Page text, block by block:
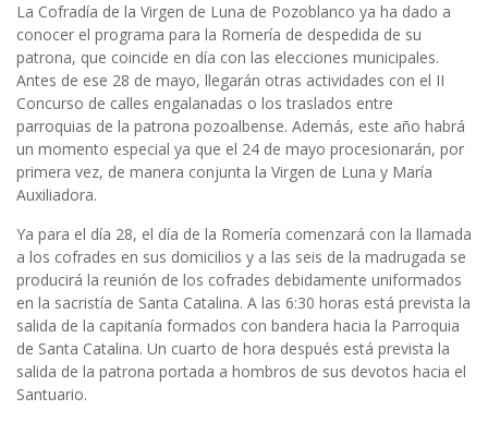
La Cofradía de la Virgen de Luna de Pozoblanco ya ha dado a
conocer el programa para la Romería de despedida de su
patrona, que coincide en día con las elecciones municipales.
Antes de ese 28 de mayo, llegarán otras actividades con el II
Concurso de calles engalanadas o los traslados entre
parroquias de la patrona pozoalbense. Además, este año habrá
un momento especial ya que el 24 de mayo procesionarán, por
primera vez, de manera conjunta la Virgen de Luna y María
Auxiliadora.
Ya para el día 28, el día de la Romería comenzará con la llamada
a los cofrades en sus domicilios y a las seis de la madrugada se
producirá la reunión de los cofrades debidamente uniformados
en la sacristía de Santa Catalina. A las 6:30 horas está prevista la
salida de la capitanía formados con bandera hacia la Parroquia
de Santa Catalina. Un cuarto de hora después está prevista la
salida de la patrona portada a hombros de sus devotos hacia el
Santuario.